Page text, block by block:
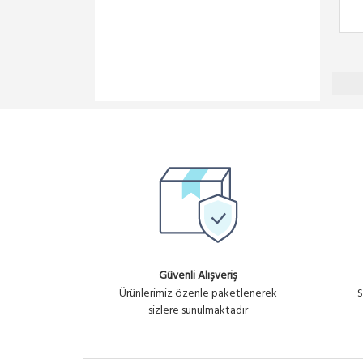
Güvenli Alışveriş
Ürünlerimiz özenle paketlenerek
sizlere sunulmaktadır